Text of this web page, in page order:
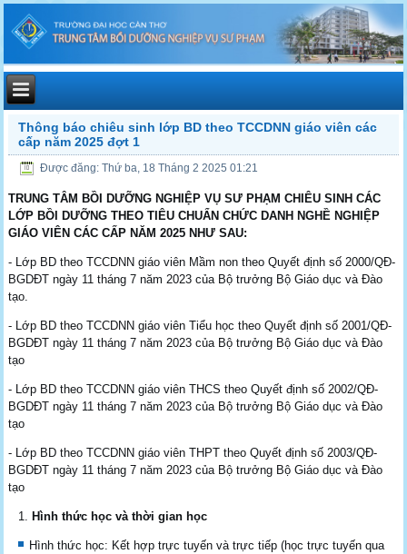
Thông báo chiêu sinh lớp BD theo TCCDNN giáo viên các
cấp năm 2025 đợt 1
Được đăng: Thứ ba, 18 Tháng 2 2025 01:21
TRUNG TÂM BỒI DƯỠNG NGHIỆP VỤ SƯ PHẠM CHIÊU SINH CÁC
LỚP BỒI DƯỠNG THEO TIÊU CHUẨN CHỨC DANH NGHỀ NGHIỆP
GIÁO VIÊN CÁC CẤP NĂM 2025 NHƯ SAU:
- Lớp BD theo TCCDNN giáo viên Mầm non theo Quyết định số 2000/QĐ-
BGDĐT ngày 11 tháng 7 năm 2023 của Bộ trưởng Bộ Giáo dục và Đào
tạo.
- Lớp BD theo TCCDNN giáo viên Tiểu học theo Quyết định số 2001/QĐ-
BGDĐT ngày 11 tháng 7 năm 2023 của Bộ trưởng Bộ Giáo dục và Đào
tạo
- Lớp BD theo TCCDNN giáo viên THCS theo Quyết định số 2002/QĐ-
BGDĐT ngày 11 tháng 7 năm 2023 của Bộ trưởng Bộ Giáo dục và Đào
tạo
- Lớp BD theo TCCDNN giáo viên THPT theo Quyết định số 2003/QĐ-
BGDĐT ngày 11 tháng 7 năm 2023 của Bộ trưởng Bộ Giáo dục và Đào
tạo
Hình thức học và thời gian học
Hình thức học: Kết hợp trực tuyến và trực tiếp (học trực tuyến qua